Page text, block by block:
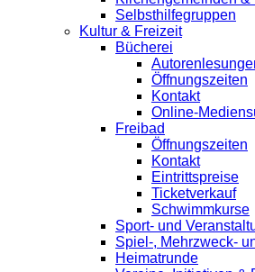
Selbsthilfegruppen
Kultur & Freizeit
Bücherei
Öffnungszeiten
Kontakt
Online-
Freibad
Öffnungszeiten
Kontakt
Eintrittspreise
Ticketverkauf
Schwimmkurse
Sport- und
Spiel-, Mehrzweck-
Heimatrunde